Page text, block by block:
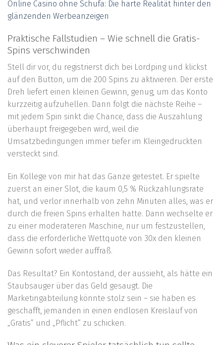
Online Casino ohne Schufa: Die harte Realität hinter den
glänzenden Werbeanzeigen
Praktische Fallstudien – Wie schnell die Gratis-
Spins verschwinden
Stell dir vor, du registrierst dich bei Lordping und klickst
auf den Button, um die 200 Spins zu aktivieren. Der erste
Dreh liefert einen kleinen Gewinn, genug, um das Konto
kurzzeitig aufzuhellen. Dann folgt die nächste Reihe –
mit jedem Spin sinkt die Chance, dass die Auszahlung
überhaupt freigegeben wird, weil die
Umsatzbedingungen immer tiefer im Kleingedruckten
versteckt sind.
Ein Kollege von mir hat das Ganze getestet. Er spielte
zuerst an einer Slot, die kaum 0,5 % Rückzahlungsrate
hat, und verlor innerhalb von zehn Minuten alles, was er
durch die freien Spins erhalten hatte. Dann wechselte er
zu einer moderateren Maschine, nur um festzustellen,
dass die erforderliche Wettquote von 30x den kleinen
Gewinn sofort wieder auffraß.
Das Resultat? Ein Kontostand, der aussieht, als hätte ein
Staubsauger über das Geld gesaugt. Die
Marketingabteilung könnte stolz sein – sie haben es
geschafft, jemanden in einen endlosen Kreislauf von
„Gratis“ und „Pflicht“ zu schicken.